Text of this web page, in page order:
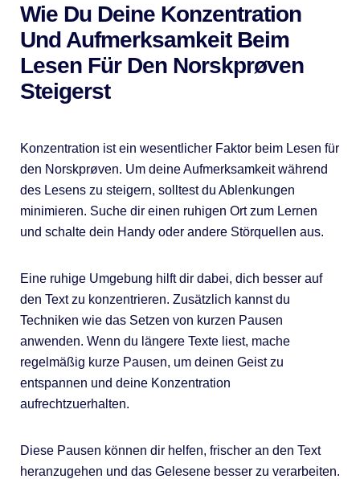
Wie Du Deine Konzentration
Und Aufmerksamkeit Beim
Lesen Für Den Norskprøven
Steigerst
Konzentration ist ein wesentlicher Faktor beim Lesen für
den Norskprøven. Um deine Aufmerksamkeit während
des Lesens zu steigern, solltest du Ablenkungen
minimieren. Suche dir einen ruhigen Ort zum Lernen
und schalte dein Handy oder andere Störquellen aus.
Eine ruhige Umgebung hilft dir dabei, dich besser auf
den Text zu konzentrieren. Zusätzlich kannst du
Techniken wie das Setzen von kurzen Pausen
anwenden. Wenn du längere Texte liest, mache
regelmäßig kurze Pausen, um deinen Geist zu
entspannen und deine Konzentration
aufrechtzuerhalten.
Diese Pausen können dir helfen, frischer an den Text
heranzugehen und das Gelesene besser zu verarbeiten.